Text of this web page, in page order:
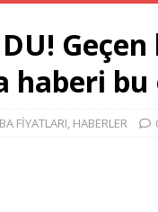
haberi bu
FİYATLARI, HABERLER